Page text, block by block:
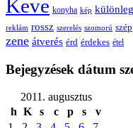
Keve konyha kép
reklám rossz szerelés szomorú szép
zene átverés érd érdekes étel
Bejegyzések dátum
2011. augusztus
h K s c p s
v